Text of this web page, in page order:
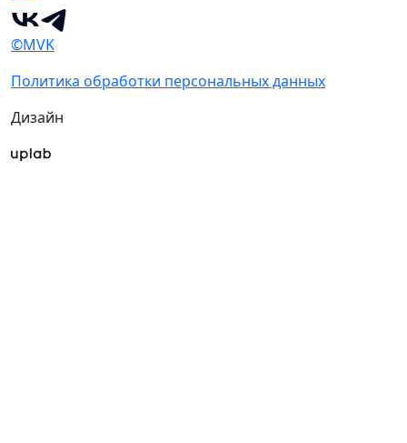
©MVK
Политика обработки персональных данных
Дизайн